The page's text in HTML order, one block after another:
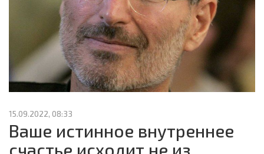
15.09.2022, 08:33
Ваше истинное внутреннее
счастье исходит не из